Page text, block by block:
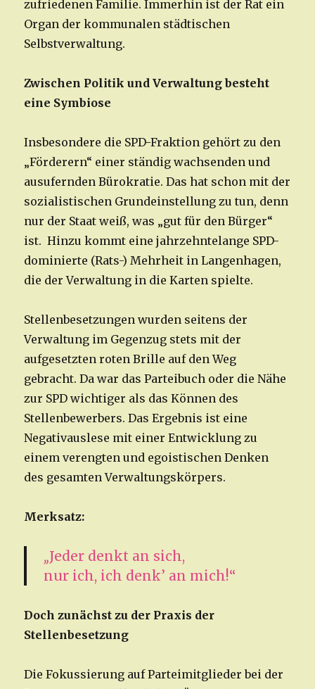
zufriedenen Familie. Immerhin ist der Rat ein
Organ der kommunalen städtischen
Selbstverwaltung.
Zwischen Politik und Verwaltung besteht
eine Symbiose
Insbesondere die SPD-Fraktion gehört zu den
„Förderern“ einer ständig wachsenden und
ausufernden Bürokratie. Das hat schon mit der
sozialistischen Grundeinstellung zu tun, denn
nur der Staat weiß, was „gut für den Bürger“
ist. Hinzu kommt eine jahrzehntelange SPD-
dominierte (Rats-) Mehrheit in Langenhagen,
die der Verwaltung in die Karten spielte.
Stellenbesetzungen wurden seitens der
Verwaltung im Gegenzug stets mit der
aufgesetzten roten Brille auf den Weg
gebracht. Da war das Parteibuch oder die Nähe
zur SPD wichtiger als das Können des
Stellenbewerbers. Das Ergebnis ist eine
Negativauslese mit einer Entwicklung zu
einem verengten und egoistischen Denken
des gesamten Verwaltungskörpers.
Merksatz:
„Jeder denkt an sich,
nur ich, ich denk’ an mich!“
Doch zunächst zu der Praxis der
Stellenbesetzung
Die Fokussierung auf Parteimitglieder bei der